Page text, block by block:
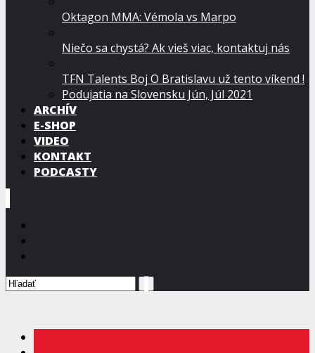
Oktagon MMA: Vémola vs Marpo
Niečo sa chystá? Ak vieš viac, kontaktuj nás
TFN Talents Boj O Bratislavu už tento víkend !
Podujatia na Slovensku Jún, Júl 2021
ARCHÍV
E-SHOP
VIDEO
KONTAKT
PODCASTY